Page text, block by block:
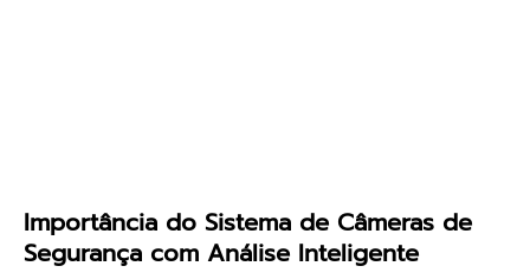
Importância do Sistema de Câmeras de
Segurança com Análise Inteligente